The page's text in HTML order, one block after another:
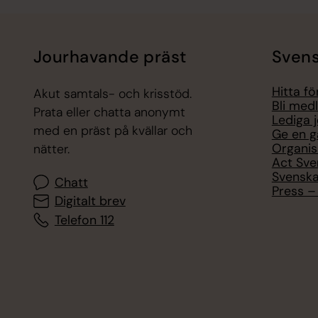
Jourhavande präst
Akut samtals- och krisstöd.
Prata eller chatta anonymt
med en präst på kvällar och
nätter.
Chatt
Digitalt brev
Telefon 112
Hitta
Bli
Lediga
Ge en
Act
Press